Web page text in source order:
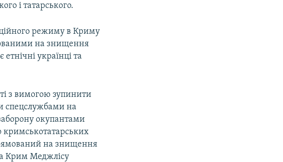
і татарського.
режиму в Криму
на знищення
українці та
з вимогою зупинити
спецслужбами на
окупантами
кримськотатарських
на знищення
Крим Меджлісу